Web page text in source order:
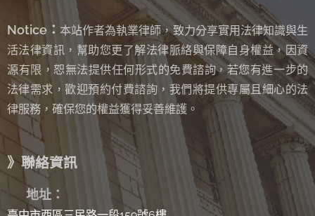
Notice： 本站作者為執業律師，致力分享實用法律知識與生
活法律資訊，幫助您更了解法律脈絡與保障自身權益，因資
源有限，恕無法提供任何形式的免費諮詢， 若您有進一步的
法律需求，歡迎預約付費諮詢，我們將提供專屬且細心的法
律服務，確保您的權益獲得妥善維護。
》聯絡資訊
地址：